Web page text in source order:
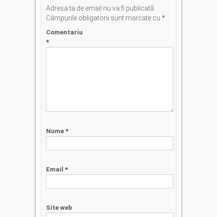
Adresa ta de email nu va fi publicată.
Câmpurile obligatorii sunt marcate cu *
Comentariu
*
Nume *
Email *
Site web